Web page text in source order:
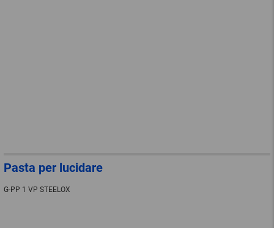
Pasta per lucidare
G-PP 1 VP STEELOX